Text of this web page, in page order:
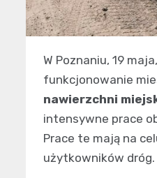
W Poznaniu, 19
funkcjonowanie
nawierzchni
intensywne prace
Prace te mają na
użytkowników dróg.